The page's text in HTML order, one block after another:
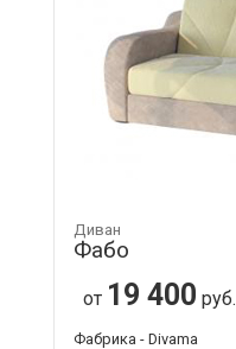
Диван
Фабо
от 19 400 руб.
Фабрика - Divama